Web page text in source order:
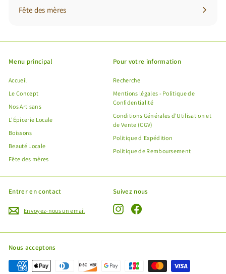
Offre spéciale Fête des Mères !
Profitez de l'expédition gratuite de vos produits avec
menu
Fête des mères
Menu principal
Accueil
Le Concept
Nos Artisans
L'Épicerie Locale
Boissons
Beauté Locale
Fête des mères
Pour votre information
Recherche
Mentions légales - Politique de
Confidentialité
Conditions Générales d'Utilisation et
de Vente (CGV)
Politique d'Expédition
Politique de Remboursement
Entrer en contact
Envoyez-nous un email
Suivez nous
InstagramFacebook
Nous acceptons